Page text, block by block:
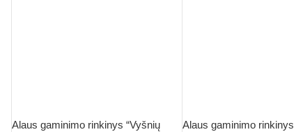
Alaus gaminimo rinkinys “Vyšnių
Alaus gaminimo rinkinys